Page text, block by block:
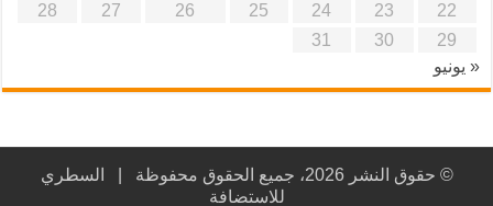
22
23
24
25
26
27
28
29
30
31
« يونيو
© حقوق النشر 2026، جميع الحقوق محفوظة |
السطري
للاستضافة